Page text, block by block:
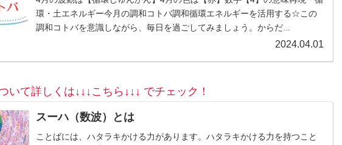
環・土エネルギー今月の調和コトバ調和循環エネルギーを活用する☆この
調和コトバを意識しながら、毎日を過ごしてみましょう。からだ...
2024.04.01
て詳しくは↓↓↓こちら↓↓↓ でチェック！
スーハ（数波）とは
ことばには、ハタラキかける力があります。ハタラキかける力を持つこと